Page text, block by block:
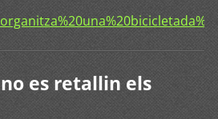
es retallin els